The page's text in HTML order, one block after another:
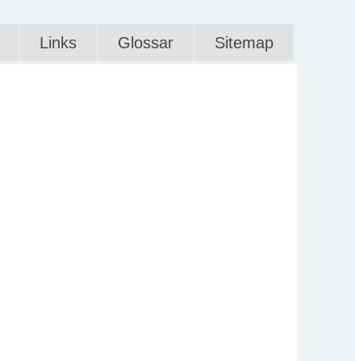
Links Glossar Sitemap